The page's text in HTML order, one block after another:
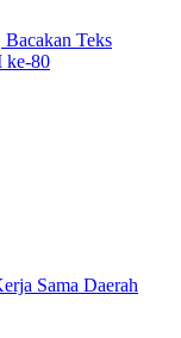
Teks
ke-80
Sama Daerah